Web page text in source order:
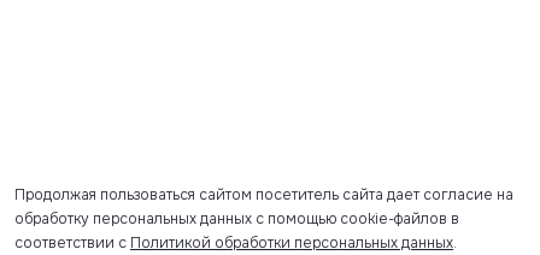
Продолжая пользоваться сайтом посетитель сайта дает согласие на
обработку персональных данных с помощью cookie-файлов в
соответствии с Политикой обработки персональных данных.